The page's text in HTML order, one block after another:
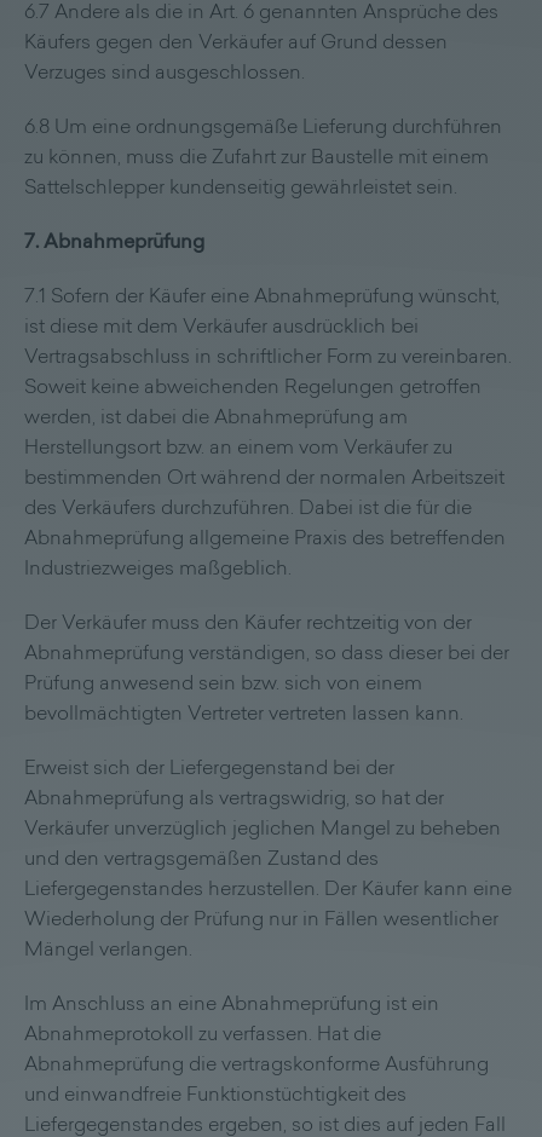
6.7 Andere als die in Art. 6 genannten Ansprüche des
Käufers gegen den Verkäufer auf Grund dessen
Verzuges sind ausgeschlossen.
6.8 Um eine ordnungsgemäße Lieferung durchführen
zu können, muss die Zufahrt zur Baustelle mit einem
Sattelschlepper kundenseitig gewährleistet sein.
7. Abnahmeprüfung
7.1 Sofern der Käufer eine Abnahmeprüfung wünscht,
ist diese mit dem Verkäufer ausdrücklich bei
Vertragsabschluss in schriftlicher Form zu vereinbaren.
Soweit keine abweichenden Regelungen getroffen
werden, ist dabei die Abnahmeprüfung am
Herstellungsort bzw. an einem vom Verkäufer zu
bestimmenden Ort während der normalen Arbeitszeit
des Verkäufers durchzuführen. Dabei ist die für die
Abnahmeprüfung allgemeine Praxis des betreffenden
Industriezweiges maßgeblich.
Der Verkäufer muss den Käufer rechtzeitig von der
Abnahmeprüfung verständigen, so dass dieser bei der
Prüfung anwesend sein bzw. sich von einem
bevollmächtigten Vertreter vertreten lassen kann.
Erweist sich der Liefergegenstand bei der
Abnahmeprüfung als vertragswidrig, so hat der
Verkäufer unverzüglich jeglichen Mangel zu beheben
und den vertragsgemäßen Zustand des
Liefergegenstandes herzustellen. Der Käufer kann eine
Wiederholung der Prüfung nur in Fällen wesentlicher
Mängel verlangen.
Im Anschluss an eine Abnahmeprüfung ist ein
Abnahmeprotokoll zu verfassen. Hat die
Abnahmeprüfung die vertragskonforme Ausführung
und einwandfreie Funktionstüchtigkeit des
Liefergegenstandes ergeben, so ist dies auf jeden Fall